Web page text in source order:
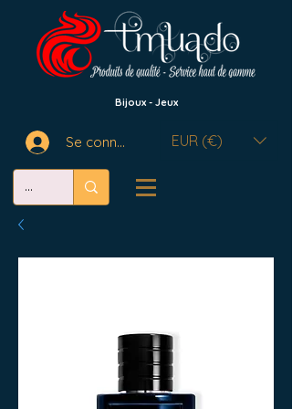
Bijoux - Jeux
Se connecter EUR (€)